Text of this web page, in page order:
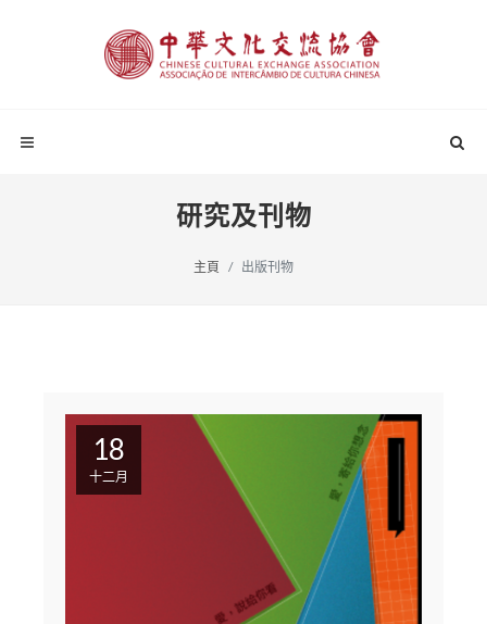
研究及刊物
主頁 出版刊物
18
十二月